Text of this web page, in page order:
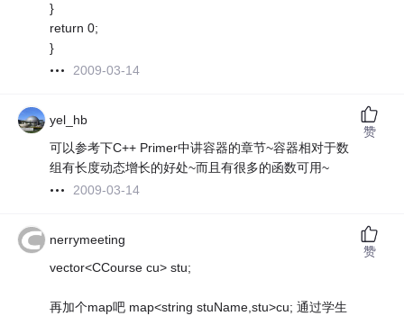
}
return 0;
}
2009-03-14
yel_hb
可以参考下C++ Primer中讲容器的章节~容器相对于数
组有长度动态增长的好处~而且有很多的函数可用~
2009-03-14
赞
nerrymeeting
vector<CCourse cu> stu;
再加个map吧 map<string stuName,stu>cu; 通过学生
赞